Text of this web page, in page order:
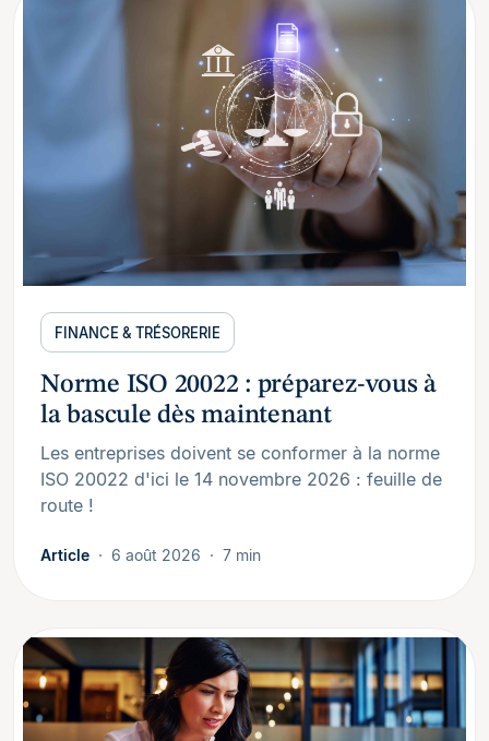
FINANCE & TRÉSORERIE
Norme ISO 20022 : préparez-vous à
la bascule dès maintenant
Les entreprises doivent se conformer à la norme
ISO 20022 d'ici le 14 novembre 2026 : feuille de
route !
Article 6 août 2026 7 min